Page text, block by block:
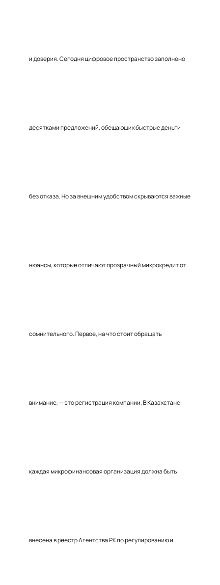
и доверия. Сегодня цифровое пространство заполнено
десятками предложений, обещающих быстрые деньги
без отказа. Но за внешним удобством скрываются важные
нюансы, которые отличают прозрачный микрокредит от
сомнительного. Первое, на что стоит обращать
внимание, — это регистрация компании. В Казахстане
каждая микрофинансовая организация должна быть
внесена в реестр Агентства РК по регулированию и